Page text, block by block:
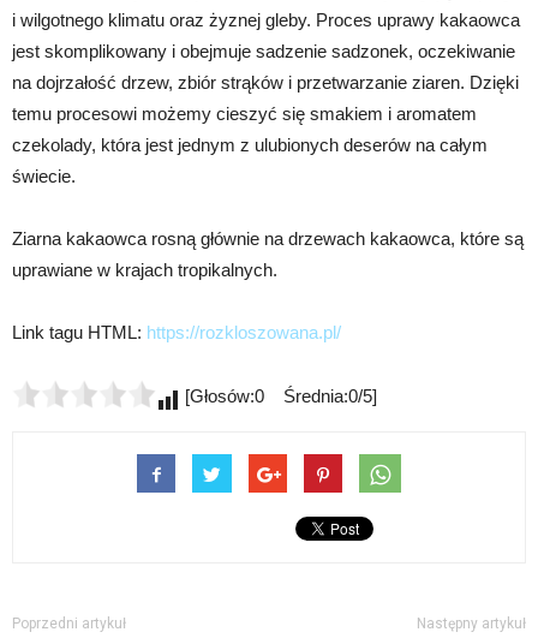
i wilgotnego klimatu oraz żyznej gleby. Proces uprawy kakaowca
jest skomplikowany i obejmuje sadzenie sadzonek, oczekiwanie
na dojrzałość drzew, zbiór strąków i przetwarzanie ziaren. Dzięki
temu procesowi możemy cieszyć się smakiem i aromatem
czekolady, która jest jednym z ulubionych deserów na całym
świecie.
Ziarna kakaowca rosną głównie na drzewach kakaowca, które są
uprawiane w krajach tropikalnych.
Link tagu HTML: https://rozkloszowana.pl/
[Głosów:0 Średnia:0/5]
Poprzedni artykuł Następny artykuł